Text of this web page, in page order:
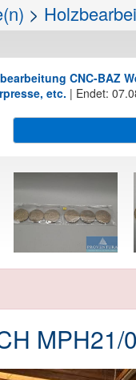
>
CNC-BAZ
etc. | Endet:
MPH21/